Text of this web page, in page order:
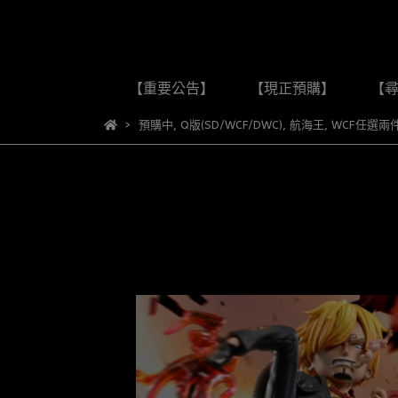
【重要公告】 【現正預購】 【
預購中, Q版(SD/WCF/DWC), 航海王, WCF任選兩